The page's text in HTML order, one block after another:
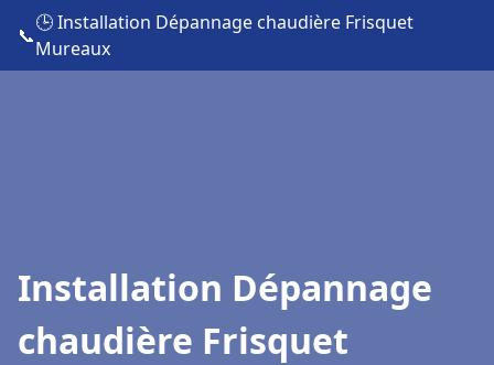
📞
🕒 Installation Dépannage chaudière Frisquet
Mureaux
Installation Dépannage
chaudière Frisquet